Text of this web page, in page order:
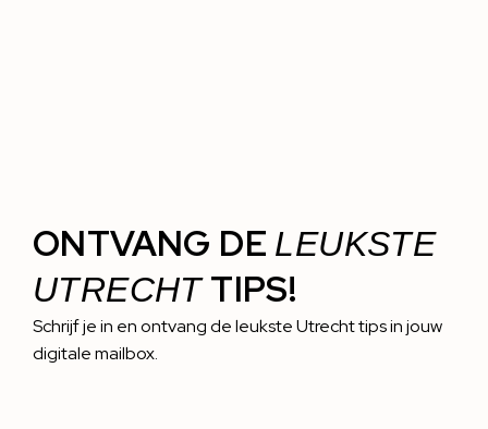
ONTVANG DE LEUKSTE
UTRECHTTIPS!
Schrijf je in en ontvang de leukste Utrecht tips in jouw
digitale mailbox.